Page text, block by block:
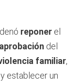
reponer el
aprobación del
familiar,
establecer un